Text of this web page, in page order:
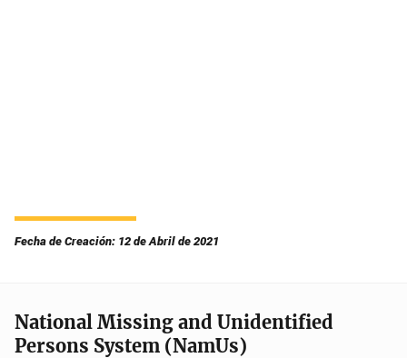
Fecha de Creación: 12 de Abril de 2021
National Missing and Unidentified
Persons System (NamUs)